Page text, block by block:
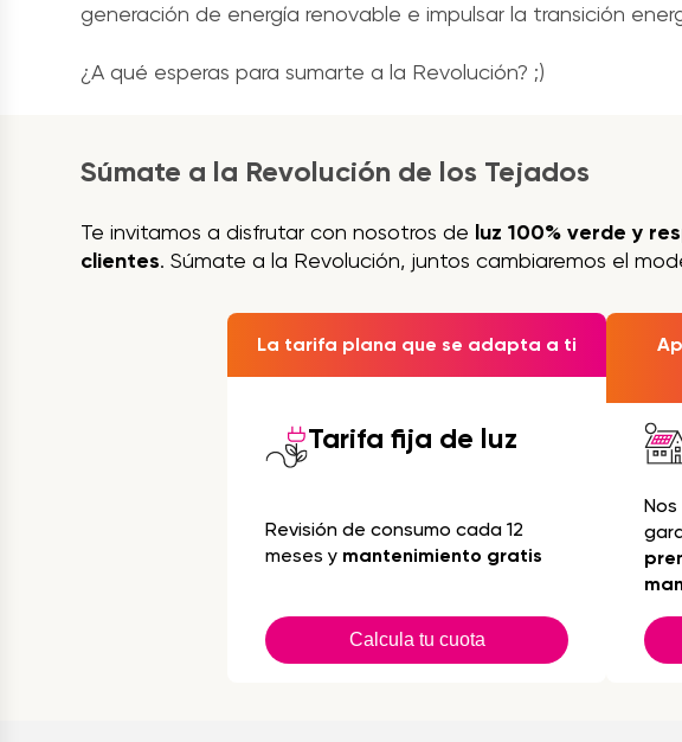
generación de energía renovable e impulsar la transición
¿A qué esperas para sumarte a la Revolución? ;)
Súmate a la Revolución de los Tejados
Te invitamos a disfrutar con nosotros de luz 100% verde y
clientes. Súmate a la Revolución, juntos cambiaremos el
La tarifa plana que se adapta a ti
Tarifa fija de luz
Revisión de consumo cada 12
meses y mantenimiento gratis
Calcula tu cuota